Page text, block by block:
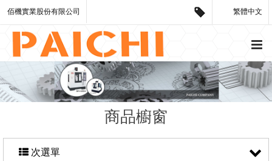
繁體中文
佰機實業股份有限公司
商品櫥窗
次選單